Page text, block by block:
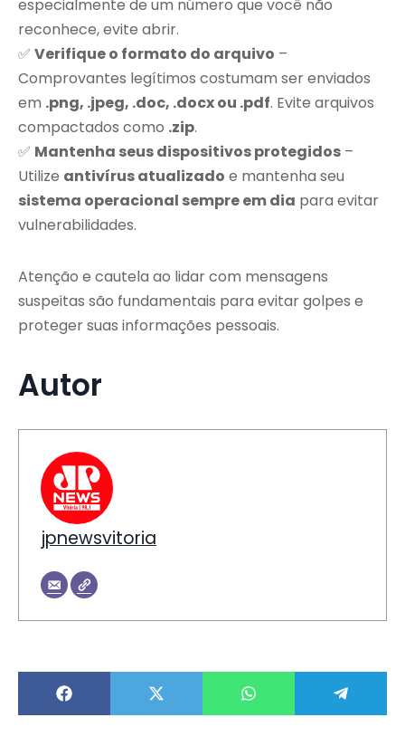
especialmente de um número que você não
reconhece, evite abrir.
✅ Verifique o formato do arquivo –
Comprovantes legítimos costumam ser enviados
em .png, .jpeg, .doc, .docx ou .pdf. Evite arquivos
compactados como .zip.
✅ Mantenha seus dispositivos protegidos –
Utilize antivírus atualizado e mantenha seu
sistema operacional sempre em dia para evitar
vulnerabilidades.
Atenção e cautela ao lidar com mensagens
suspeitas são fundamentais para evitar golpes e
proteger suas informações pessoais.
Autor
jpnewsvitoria